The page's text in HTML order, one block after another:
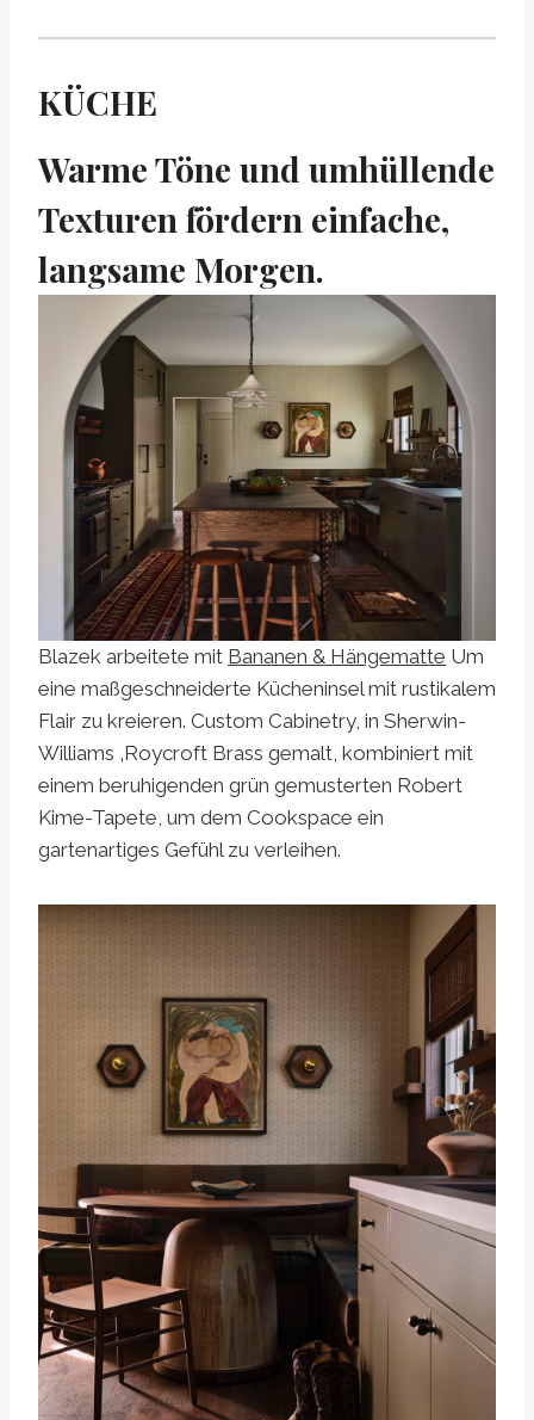
KÜCHE
Warme Töne und umhüllende
Texturen fördern einfache,
langsame Morgen.
Blazek arbeitete mit Bananen & Hängematte Um
eine maßgeschneiderte Kücheninsel mit rustikalem
Flair zu kreieren. Custom Cabinetry, in Sherwin-
Williams ‚Roycroft Brass gemalt, kombiniert mit
einem beruhigenden grün gemusterten Robert
Kime-Tapete, um dem Cookspace ein
gartenartiges Gefühl zu verleihen.